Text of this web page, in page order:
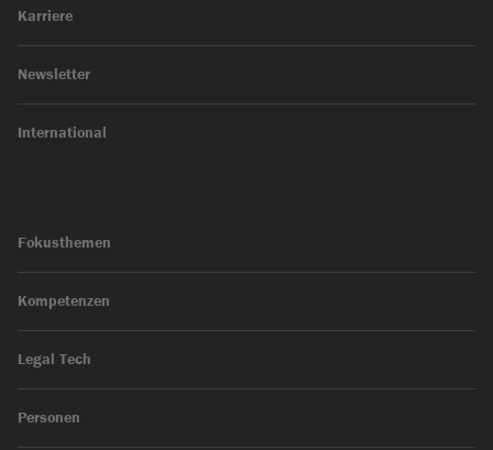
Karriere
Newsletter
International
Fokusthemen
Kompetenzen
Legal Tech
Personen